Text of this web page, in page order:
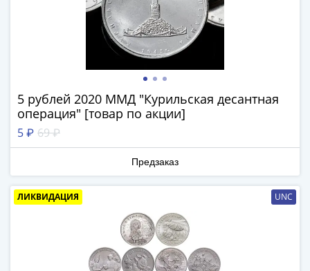
Монеты
мира
Австралия
Азия
Америка
5 рублей 2020 ММД "Курильская десантная
операция" [товар по акции]
5 ₽ 69 ₽
Предзаказ
ЛИКВИДАЦИЯ UNC